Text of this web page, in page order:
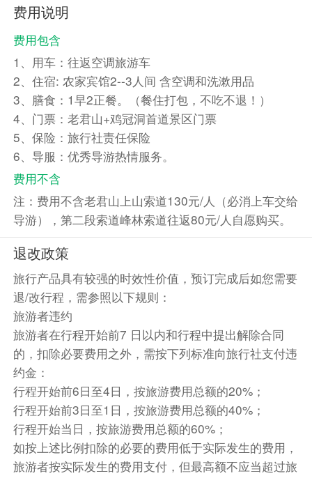
费用说明
费用包含
1、用车：往返空调旅游车
2、住宿: 农家宾馆2--3人间 含空调和洗漱用品
3、膳食：1早2正餐。（餐住打包，不吃不退！）
4、门票：老君山+鸡冠洞首道景区门票
5、保险：旅行社责任保险
6、导服：优秀导游热情服务。
费用不含
注：费用不含老君山上山索道130元/人（必消上车交给
导游），第二段索道峰林索道往返80元/人自愿购买。
退改政策
旅行产品具有较强的时效性价值，预订完成后如您需要
退/改行程，需参照以下规则：
旅游者违约
旅游者在行程开始前7 日以内和行程中提出解除合同
的，扣除必要费用之外，需按下列标准向旅行社支付违
约金：
行程开始前6日至4日，按旅游费用总额的20%；
行程开始前3日至1日，按旅游费用总额的40%；
行程开始当日，按旅游费用总额的60%；
如按上述比例扣除的必要的费用低于实际发生的费用，
旅游者按实际发生的费用支付，但最高额不应当超过旅